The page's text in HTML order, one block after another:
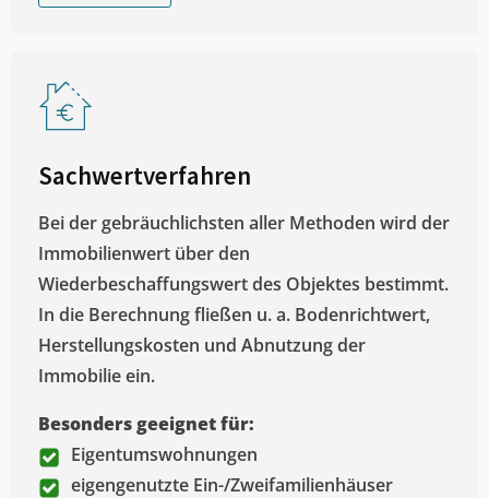
Sachwertverfahren
Bei der gebräuchlichsten aller Methoden wird der
Immobilienwert über den
Wiederbeschaffungswert des Objektes bestimmt.
In die Berechnung fließen u. a. Bodenrichtwert,
Herstellungskosten und Abnutzung der
Immobilie ein.
Besonders geeignet für:
Eigentumswohnungen
eigengenutzte Ein-/Zweifamilienhäuser